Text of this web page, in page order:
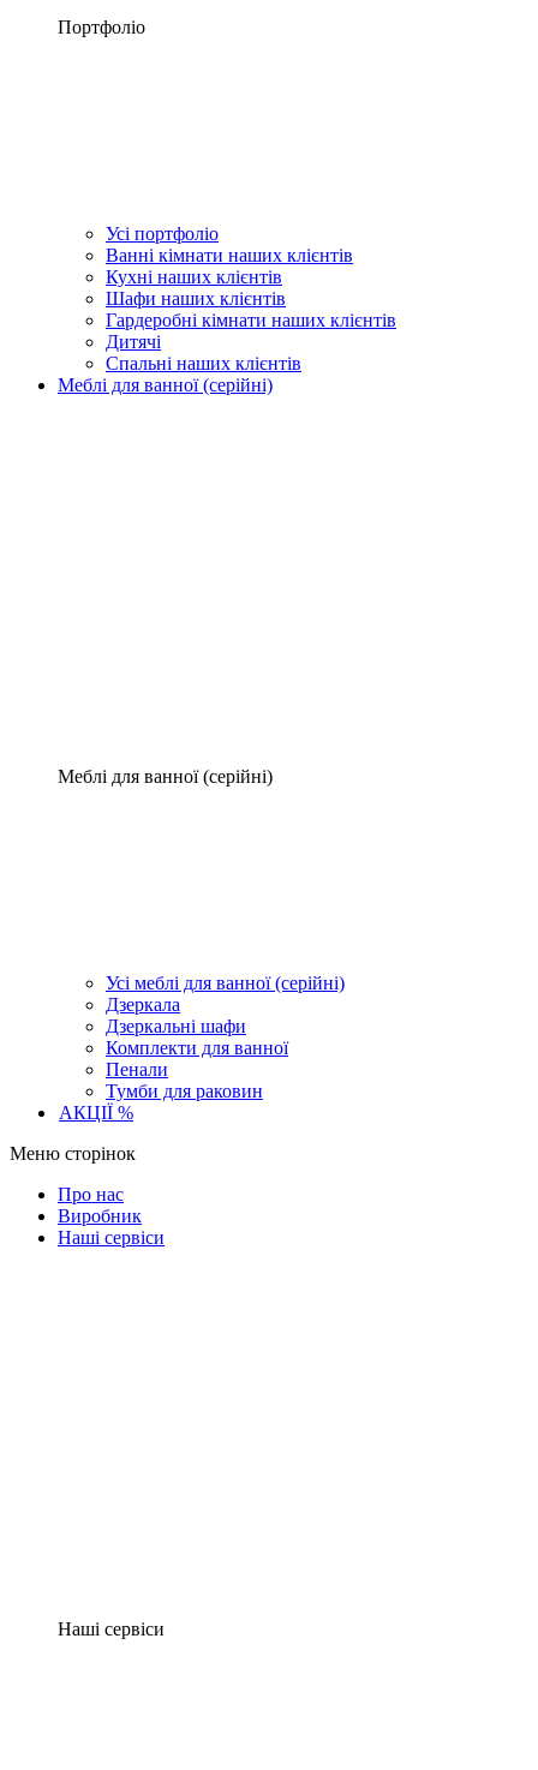
Портфоліо
Усі портфоліо
Ванні кімнати наших клієнтів
Кухні наших клієнтів
Шафи наших клієнтів
Гардеробні кімнати наших клієнтів
Дитячі
Спальні наших клієнтів
Меблі для ванної (серійні)
Меблі для ванної (серійні)
Усі меблі для ванної (серійні)
Дзеркала
Дзеркальні шафи
Комплекти для ванної
Пенали
Тумби для раковин
АКЦІЇ %
Меню сторінок
Про нас
Виробник
Наші сервіси
Наші сервіси